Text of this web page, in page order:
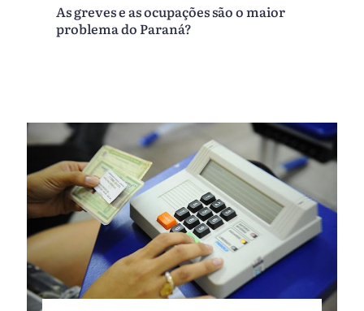
As greves e as ocupações são o maior
problema do Paraná?